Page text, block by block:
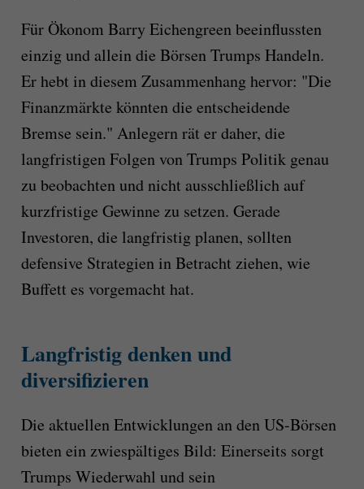
Für Ökonom Barry Eichengreen beeinflussten
einzig und allein die Börsen Trumps Handeln.
Er hebt in diesem Zusammenhang hervor: "Die
Finanzmärkte könnten die entscheidende
Bremse sein." Anlegern rät er daher, die
langfristigen Folgen von Trumps Politik genau
zu beobachten und nicht ausschließlich auf
kurzfristige Gewinne zu setzen. Gerade
Investoren, die langfristig planen, sollten
defensive Strategien in Betracht ziehen, wie
Buffett es vorgemacht hat.
Langfristig denken und
diversifizieren
Die aktuellen Entwicklungen an den US-Börsen
bieten ein zwiespältiges Bild: Einerseits sorgt
Trumps Wiederwahl und sein